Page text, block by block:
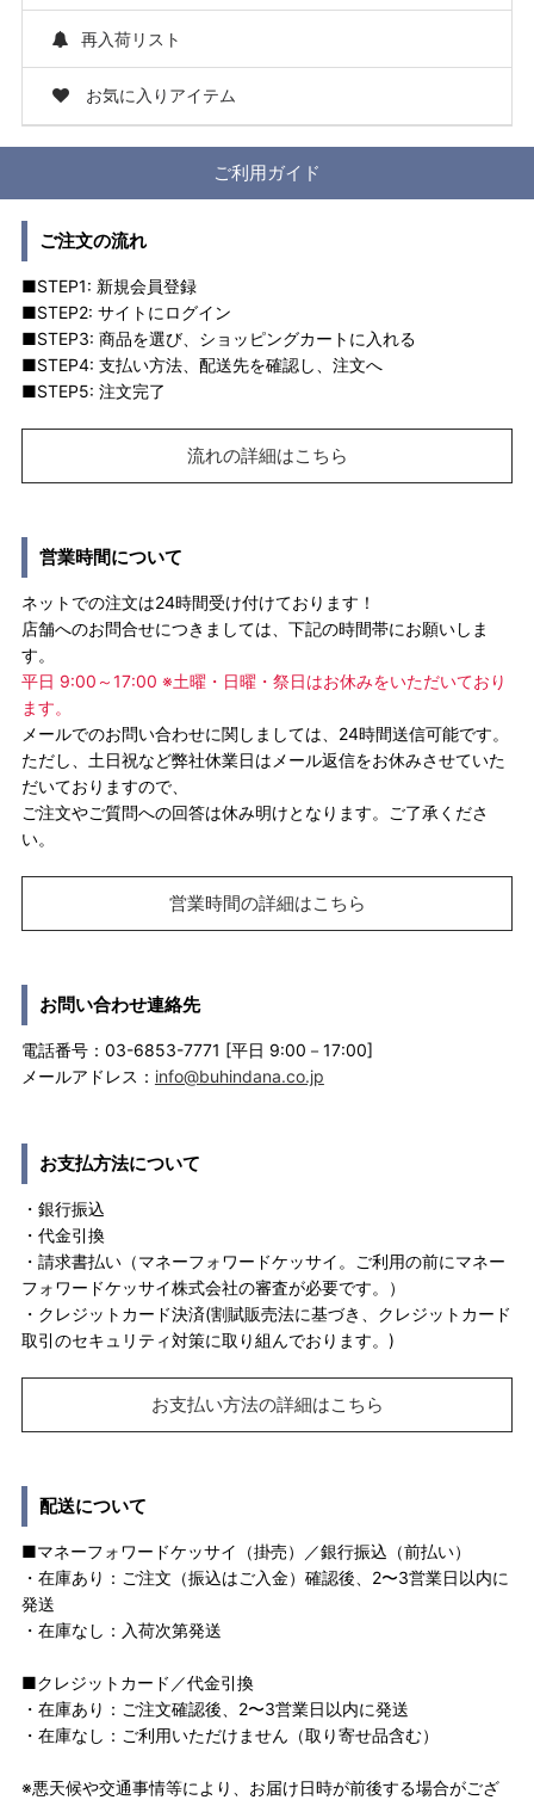
再入荷リスト
お気に入りアイテム
ご利用ガイド
ご注文の流れ
■STEP1: 新規会員登録
■STEP2: サイトにログイン
■STEP3: 商品を選び、ショッピングカートに入れる
■STEP4: 支払い方法、配送先を確認し、注文へ
■STEP5: 注文完了
流れの詳細はこちら
営業時間について
ネットでの注文は24時間受け付けております！
店舗へのお問合せにつきましては、下記の時間帯にお願いしま
す。
平日 9:00～17:00 ※土曜・日曜・祭日はお休みをいただいており
ます。
メールでのお問い合わせに関しましては、24時間送信可能です。
ただし、土日祝など弊社休業日はメール返信をお休みさせていた
だいておりますので、
ご注文やご質問への回答は休み明けとなります。ご了承くださ
い。
営業時間の詳細はこちら
お問い合わせ連絡先
電話番号：03-6853-7771 [平日 9:00－17:00]
メールアドレス： info@buhindana.co.jp
お支払方法について
・銀行振込
・代金引換
・請求書払い（マネーフォワードケッサイ。ご利用の前にマネー
フォワードケッサイ株式会社の審査が必要です。）
・クレジットカード決済(割賦販売法に基づき、クレジットカード
取引のセキュリティ対策に取り組んでおります。)
お支払い方法の詳細はこちら
配送について
■マネーフォワードケッサイ（掛売）／銀行振込（前払い）
・在庫あり：ご注文（振込はご入金）確認後、2〜3営業日以内に
発送
・在庫なし：入荷次第発送
■クレジットカード／代金引換
・在庫あり：ご注文確認後、2〜3営業日以内に発送
・在庫なし：ご利用いただけません（取り寄せ品含む）
※悪天候や交通事情等により、お届け日時が前後する場合がござ